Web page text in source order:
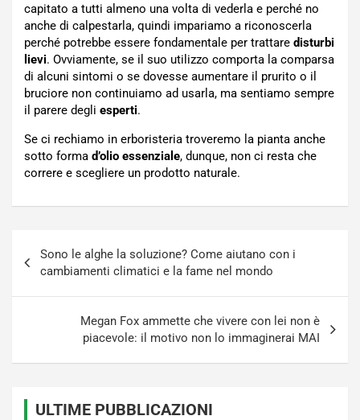
capitato a tutti almeno una volta di vederla e perché no
anche di calpestarla, quindi impariamo a riconoscerla
perché potrebbe essere fondamentale per trattare disturbi
lievi. Ovviamente, se il suo utilizzo comporta la comparsa
di alcuni sintomi o se dovesse aumentare il prurito o il
bruciore non continuiamo ad usarla, ma sentiamo sempre
il parere degli esperti.
Se ci rechiamo in erboristeria troveremo la pianta anche
sotto forma d’olio essenziale, dunque, non ci resta che
correre e scegliere un prodotto naturale.
articoli
Sono le alghe la soluzione? Come aiutano con i
cambiamenti climatici e la fame nel mondo
Megan Fox ammette che vivere con lei non è
piacevole: il motivo non lo immaginerai MAI
ULTIME PUBBLICAZIONI